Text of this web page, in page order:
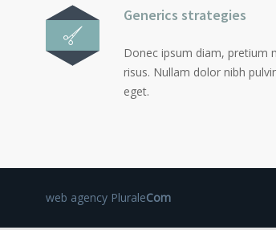
Generics strategies
Donec ipsum diam, pretium
risus. Nullam dolor nibh
eget.
web agency PluraleCom